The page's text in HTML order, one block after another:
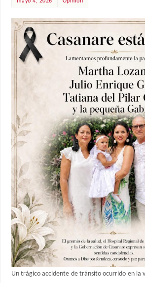
mayo 4, 2026 Opinión
Un trágico accidente de tránsito ocurrido en la